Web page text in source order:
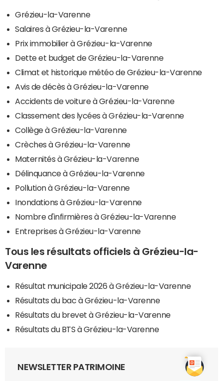
Grézieu-la-Varenne
Salaires à Grézieu-la-Varenne
Prix immobilier à Grézieu-la-Varenne
Dette et budget de Grézieu-la-Varenne
Climat et historique météo de Grézieu-la-Varenne
Avis de décès à Grézieu-la-Varenne
Accidents de voiture à Grézieu-la-Varenne
Classement des lycées à Grézieu-la-Varenne
Collège à Grézieu-la-Varenne
Crèches à Grézieu-la-Varenne
Maternités à Grézieu-la-Varenne
Délinquance à Grézieu-la-Varenne
Pollution à Grézieu-la-Varenne
Inondations à Grézieu-la-Varenne
Nombre d'infirmières à Grézieu-la-Varenne
Entreprises à Grézieu-la-Varenne
Tous les résultats officiels à Grézieu-la-
Varenne
Résultat municipale 2026 à Grézieu-la-Varenne
Résultats du bac à Grézieu-la-Varenne
Résultats du brevet à Grézieu-la-Varenne
Résultats du BTS à Grézieu-la-Varenne
NEWSLETTER PATRIMOINE